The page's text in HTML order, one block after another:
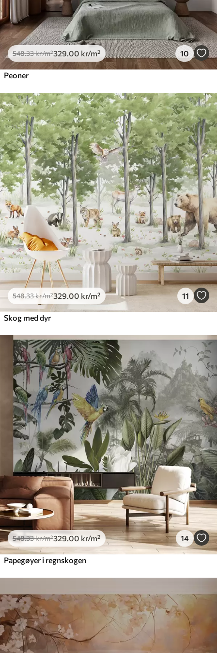
548.33kr/m²329 .00 kr/m² 10
Peoner
548.33kr/m²329 .00 kr/m² 11
Skog med dyr
548.33kr/m²329 .00 kr/m² 14
Papegøyer i regnskogen